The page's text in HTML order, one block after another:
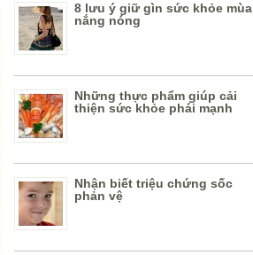
8 lưu ý giữ gìn sức khỏe mùa
nắng nóng
Những thực phẩm giúp cải
thiện sức khỏe phái mạnh
Nhận biết triệu chứng sốc
phản vệ